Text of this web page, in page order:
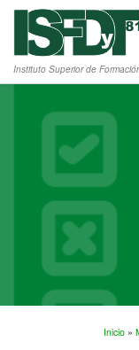
Saltar al contenido
Instituto Superior de
Inicio »